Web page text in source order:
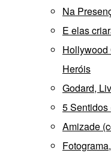
Na
E elas
Hollywood
Heróis
Godard,
5 Sentidos
Amizade